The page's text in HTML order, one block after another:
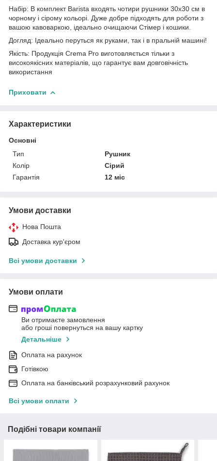
Набір: В комплект Barista входять чотири рушники 30х30 см в
чорному і сірому кольорі. Дуже добре підходять для роботи з
вашою кавоваркою, ідеально очищаючи Стімер і кошики.
Догляд: Ідеально перуться як руками, так і в пральній машині!
Якість: Продукція Crema Pro виготовляється тільки з
високоякісних матеріалів, що гарантує вам довговічність
використання
Приховати
Характеристики
Основні
Тип
Рушник
Колір
Сірий
Гарантія
12 міс
Умови доставки
Нова Пошта
Доставка кур'єром
Всі умови доставки
Умови оплати
Ви отримаєте замовлення
або гроші повернуться на вашу картку
Детальніше
Оплата на рахунок
Готівкою
Оплата на банківський розрахунковий рахунок
Всі умови оплати
Подібні товари компанії